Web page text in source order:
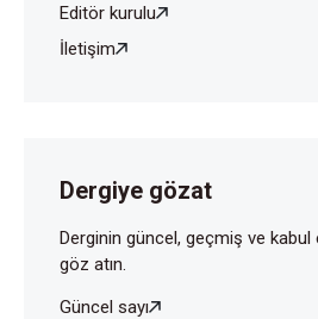
Editör kurulu
İletişim
Dergiye gözat
Derginin güncel, geçmiş ve
göz atın.
Güncel sayı